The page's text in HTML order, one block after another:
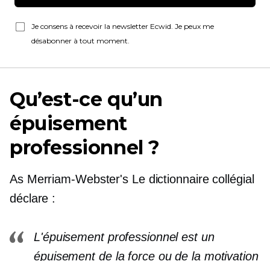
Je consens à recevoir la newsletter Ecwid. Je peux me
désabonner à tout moment.
Qu’est-ce qu’un
épuisement
professionnel ?
As Merriam-Webster's Le dictionnaire collégial
déclare :
L'épuisement professionnel est un
épuisement de la force ou de la motivation